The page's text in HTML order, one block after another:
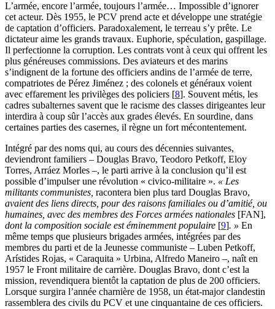
L’armée, encore l’armée, toujours l’armée… Impossible d’ignorer
cet acteur. Dès 1955, le PCV prend acte et développe une stratégie
de captation d’officiers. Paradoxalement, le terreau s’y prête. Le
dictateur aime les grands travaux. Euphorie, spéculation, gaspillage.
Il perfectionne la corruption. Les contrats vont à ceux qui offrent les
plus généreuses commissions. Des aviateurs et des marins
s’indignent de la fortune des officiers andins de l’armée de terre,
compatriotes de Pérez Jiménez ; des colonels et généraux voient
avec effarement les privilèges des policiers [8]. Souvent métis, les
cadres subalternes savent que le racisme des classes dirigeantes leur
interdira à coup sûr l’accès aux grades élevés. En sourdine, dans
certaines parties des casernes, il règne un fort mécontentement.
Intégré par des noms qui, au cours des décennies suivantes,
deviendront familiers – Douglas Bravo, Teodoro Petkoff, Eloy
Torres, Arráez Morles –, le parti arrive à la conclusion qu’il est
possible d’impulser une révolution « civico-militaire ». « Les
militants communistes, racontera bien plus tard Douglas Bravo,
avaient des liens directs, pour des raisons familiales ou d’amitié, ou
humaines, avec des membres des Forces armées nationales [FAN],
dont la composition sociale est éminemment populaire [9]. » En
même temps que plusieurs brigades armées, intégrées par des
membres du parti et de la Jeunesse communiste – Luben Petkoff,
Arístides Rojas, « Caraquita » Urbina, Alfredo Maneiro –, naît en
1957 le Front militaire de carrière. Douglas Bravo, dont c’est la
mission, revendiquera bientôt la captation de plus de 200 officiers.
Lorsque surgira l’année charnière de 1958, un état-major clandestin
rassemblera des civils du PCV et une cinquantaine de ces officiers.